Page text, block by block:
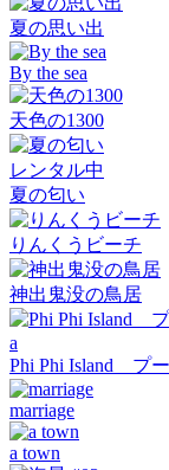
夏の思い出
By the sea
天色の1300
レンタル中
夏の匂い
りんくうビーチ
神出鬼没の鳥居
Phi Phi Island プ
marriage
a town